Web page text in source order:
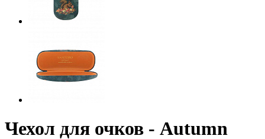
Чехол для очков - Autumn